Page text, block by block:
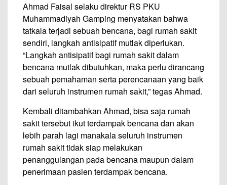
Ahmad Faisal selaku direktur RS PKU
Muhammadiyah Gamping menyatakan bahwa
tatkala terjadi sebuah bencana, bagi rumah sakit
sendiri, langkah antisipatif mutlak diperlukan.
“Langkah antisipatif bagi rumah sakit dalam
bencana mutlak dibutuhkan, maka perlu dirancang
sebuah pemahaman serta perencanaan yang baik
dari seluruh instrumen rumah sakit,” tegas Ahmad.
Kembali ditambahkan Ahmad, bisa saja rumah
sakit tersebut ikut terdampak bencana dan akan
lebih parah lagi manakala seluruh instrumen
rumah sakit tidak siap melakukan
penanggulangan pada bencana maupun dalam
penerimaan pasien terdampak bencana.